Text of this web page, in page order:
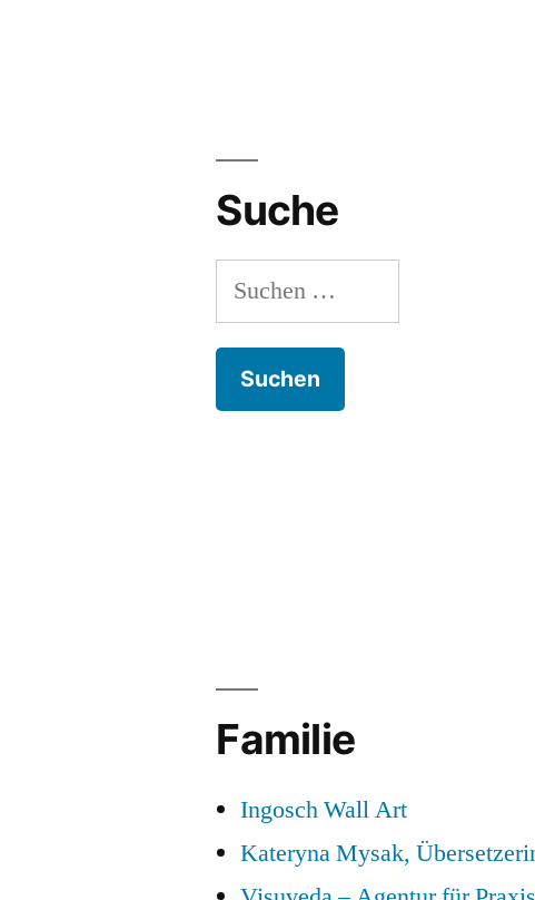
Suche
Suchen
nach:
Familie
Ingosch Wall Art
Kateryna Mysak,